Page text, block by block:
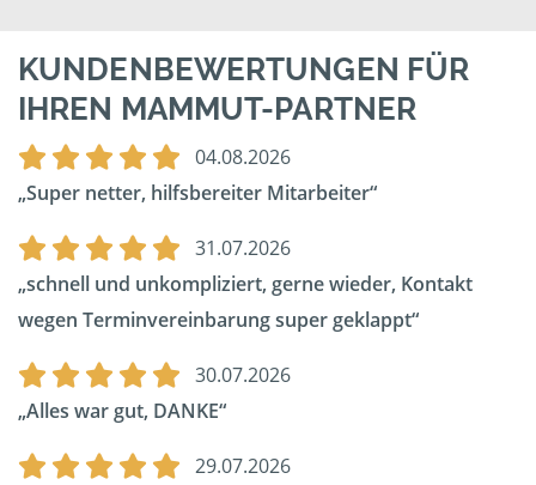
KUNDENBEWERTUNGEN FÜR
IHREN MAMMUT-PARTNER
04.08.2026
Super netter, hilfsbereiter Mitarbeiter
31.07.2026
schnell und unkompliziert, gerne wieder, Kontakt
wegen Terminvereinbarung super geklappt
30.07.2026
Alles war gut, DANKE
29.07.2026